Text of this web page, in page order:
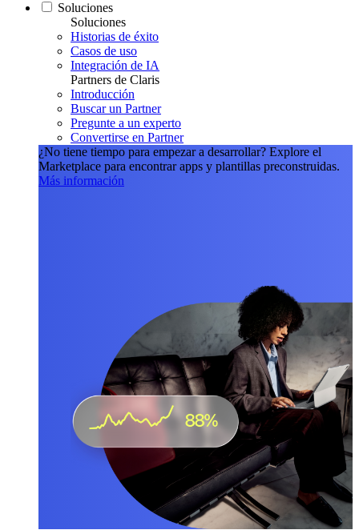
Soluciones
Soluciones
Historias de éxito
Casos de uso
Integración de IA
Partners de Claris
Introducción
Buscar un Partner
Pregunte a un experto
Convertirse en Partner
¿No tiene tiempo para empezar a desarrollar? Explore el
Marketplace para encontrar apps y plantillas preconstruidas.
Más información